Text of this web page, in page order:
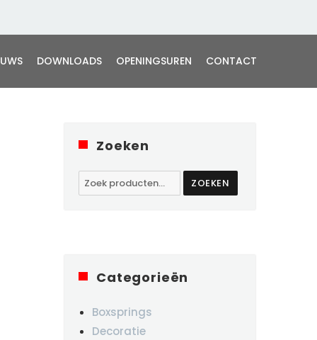
DOWNLOADS OPENINGSUREN CONTACT
Zoeken
Zoeken
naar:
ZOEKEN
Categorieën
Boxsprings
Decoratie